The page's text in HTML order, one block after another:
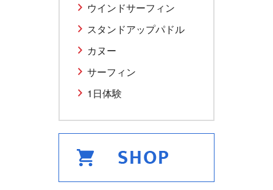
ウインドサーフィン
スタンドアップパドル
カヌー
サーフィン
1日体験